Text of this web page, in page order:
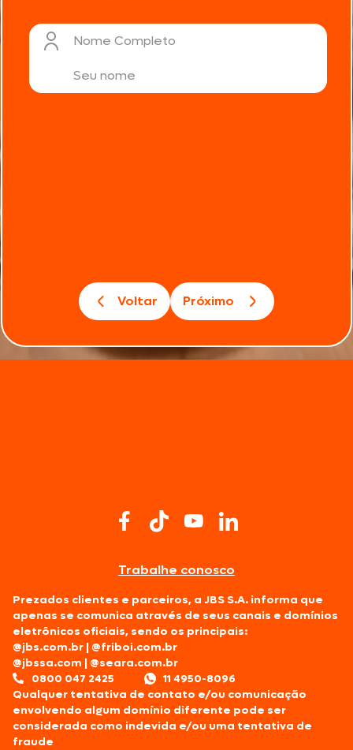
Nome Completo
Voltar Próximo
Trabalhe conosco
Prezados clientes e parceiros, a JBS S.A. informa que
apenas se comunica através de seus canais e domínios
eletrônicos oficiais, sendo os principais:
@jbs.com.br |@friboi.com.br
@jbssa.com |@seara.com.br
0800 047 2425
11 4950-8096
Qualquer tentativa de contato e/ou comunicação
envolvendo algum domínio diferente pode ser
considerada como indevida e/ou uma tentativa de
fraude